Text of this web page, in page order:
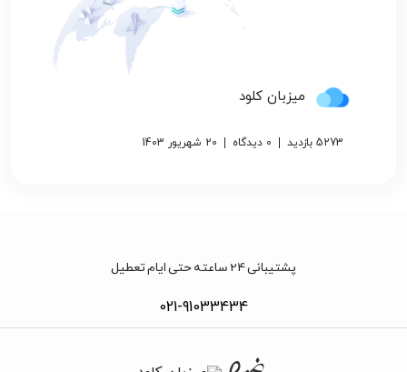
میزبان کلود
5273 بازدید 0 دیدگاه 20 شهریور 1403
پشتیبانی 24 ساعته حتی ایام تعطیل
021-91033434